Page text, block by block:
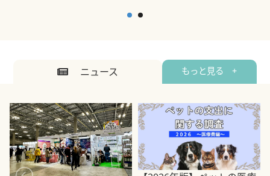
ニュース もっと見る +